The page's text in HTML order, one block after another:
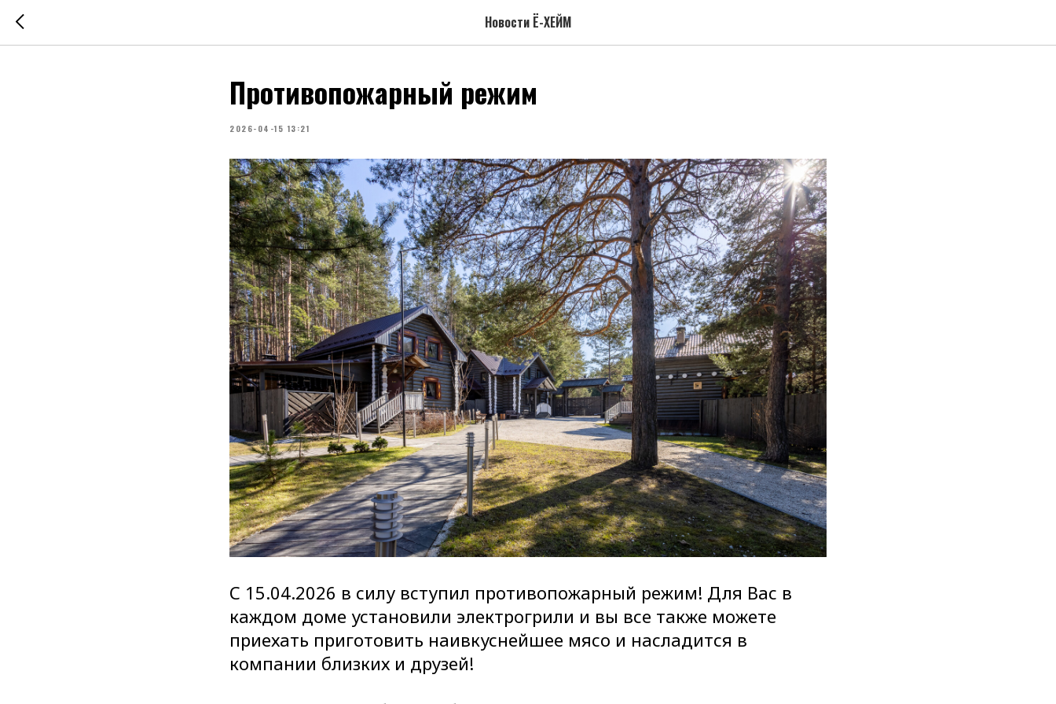
Новости Ë-ХЕЙМ
Противопожарный режим
2026-04-15 13:21
С 15.04.2026 в силу вступил противопожарный режим! Для Вас в
каждом доме установили электрогрили и вы все также можете
приехать приготовить наивкуснейшее мясо и насладится в
компании близких и друзей!